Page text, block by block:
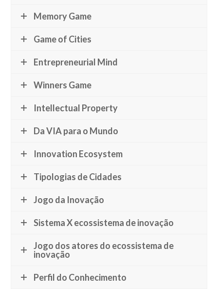
Memory Game
Game of Cities
Entrepreneurial Mind
Winners Game
Intellectual Property
Da VIA para o Mundo
Innovation Ecosystem
Tipologias de Cidades
Jogo da Inovação
Sistema X ecossistema de inovação
Jogo dos atores do ecossistema de
inovação
Perfil do Conhecimento